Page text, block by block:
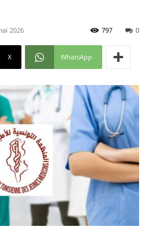
2026 0
797
X WhatsApp